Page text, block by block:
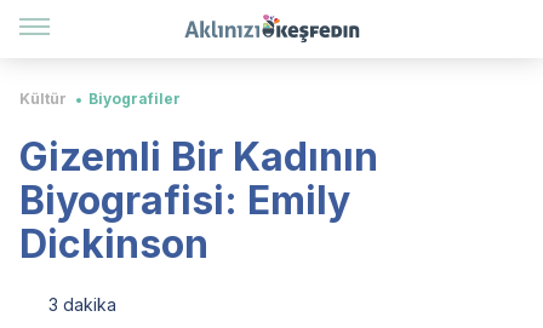
Kültür Biyografiler
Gizemli Bir Kadının
Biyografisi: Emily
Dickinson
3 dakika